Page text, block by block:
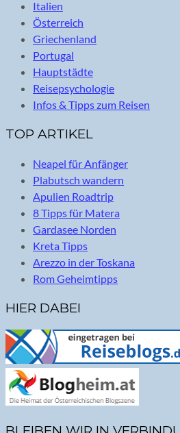
Italien
Österreich
Griechenland
Portugal
Hauptstädte
Reisepsychologie
Infos & Tipps zum Reisen
TOP ARTIKEL
Neapel für Anfänger
Plabutsch wandern
Apulien Roadtrip
8 Tipps für Matera
Gardasee Norden
Kreta Tipps
Arezzo in der Toskana
Rom Geheimtipps
HIER DABEI